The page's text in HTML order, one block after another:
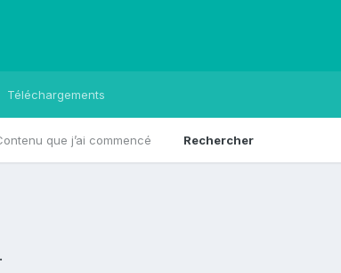
que j’ai commencé Rechercher
Téléchargements